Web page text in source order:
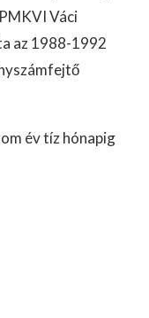
Váci
az 1988-1992
év tíz hónapig